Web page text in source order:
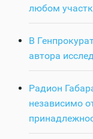
любом
В
автора
Радион
независимо